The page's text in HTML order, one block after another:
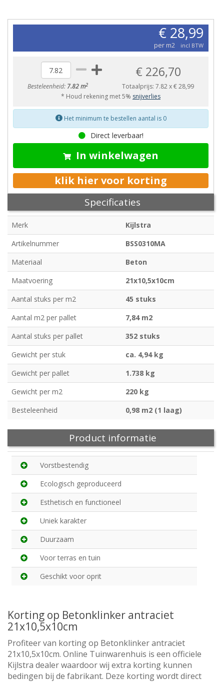
€ 28,99
per m2 incl BTW
Besteleenheid: 7.82 m2
€ 226,70
Totaalprijs:7.82x€ 28,99
* Houd rekening met 5% snijverlies
Het minimum te bestellen aantal is 0
Direct leverbaar!
In winkelwagen
klik hier voor korting
Specificaties
Merk
Kijlstra
Artikelnummer
BSS0310MA
Materiaal
Beton
Maatvoering
21x10,5x10cm
Aantal stuks per m2
45 stuks
Aantal m2 per pallet
7,84 m2
Aantal stuks per pallet
352 stuks
Gewicht per stuk
ca. 4,94 kg
Gewicht per pallet
1.738 kg
Gewicht per m2
220 kg
Besteleenheid
0,98 m2 (1 laag)
Product informatie
Vorstbestendig
Ecologisch geproduceerd
Esthetisch en functioneel
Uniek karakter
Duurzaam
Voor terras en tuin
Geschikt voor oprit
Korting op Betonklinker antraciet
21x10,5x10cm
Profiteer van korting op Betonklinker antraciet
21x10,5x10cm. Online Tuinwarenhuis is een officiele
Kijlstra dealer waardoor wij extra korting kunnen
bedingen bij de fabrikant. Deze korting wordt direct